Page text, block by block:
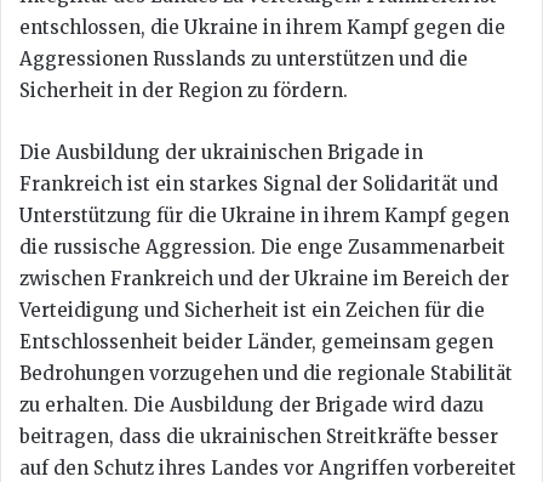
entschlossen, die Ukraine in ihrem Kampf gegen die
Aggressionen Russlands zu unterstützen und die
Sicherheit in der Region zu fördern.
Die Ausbildung der ukrainischen Brigade in
Frankreich ist ein starkes Signal der Solidarität und
Unterstützung für die Ukraine in ihrem Kampf gegen
die russische Aggression. Die enge Zusammenarbeit
zwischen Frankreich und der Ukraine im Bereich der
Verteidigung und Sicherheit ist ein Zeichen für die
Entschlossenheit beider Länder, gemeinsam gegen
Bedrohungen vorzugehen und die regionale Stabilität
zu erhalten. Die Ausbildung der Brigade wird dazu
beitragen, dass die ukrainischen Streitkräfte besser
auf den Schutz ihres Landes vor Angriffen vorbereitet